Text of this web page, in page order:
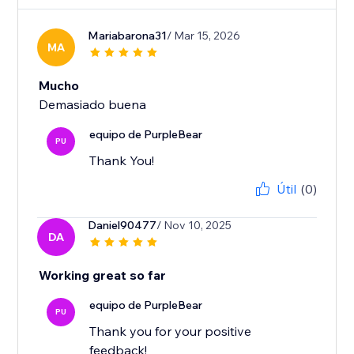
MA
Mariabarona31/ Mar 15, 2026
Mucho
Demasiado buena
PU equipo de PurpleBear
Thank You!
Útil (0)
DA
Daniel90477/ Nov 10, 2025
Working great so far
PU equipo de PurpleBear
Thank you for your positive
feedback!